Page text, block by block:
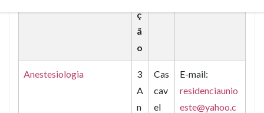
ç
ã
o
Anestesiologia
3
A
n
Cas
cav
el
E-mail:
residenciaunio
este@yahoo.c